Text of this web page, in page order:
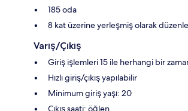
185 oda
8 kat üzerine yerleşmiş olarak
Varış/Çıkış
Giriş işlemleri 15 ile herhangi bir
Hızlı giriş/çıkış yapılabilir
Minimum giriş yaşı: 20
Çıkış saati: öğlen